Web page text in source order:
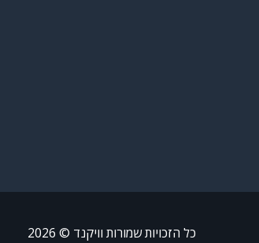
כל הזכויות שמורות וויקנד © 2026